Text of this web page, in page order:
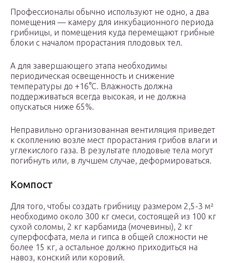
Профессионалы обычно используют не одно, а два
помещения — камеру для инкубационного периода
грибницы, и помещения куда перемещают грибные
блоки с началом прорастания плодовых тел.
А для завершающего этапа необходимы
периодическая освещенность и снижение
температуры до +16°C. Влажность должна
поддерживаться всегда высокая, и не должна
опускаться ниже 65%.
Неправильно организованная вентиляция приведет
к скоплению возле мест прорастания грибов влаги и
углекислого газа. В результате плодовые тела могут
погибнуть или, в лучшем случае, деформироваться.
Компост
Для того, чтобы создать грибницу размером 2,5-3 м²
необходимо около 300 кг смеси, состоящей из 100 кг
сухой соломы, 2 кг карбамида (мочевины), 2 кг
суперфосфата, мела и гипса в общей сложности не
более 15 кг, а остальное должно приходиться на
навоз, конский или коровий.